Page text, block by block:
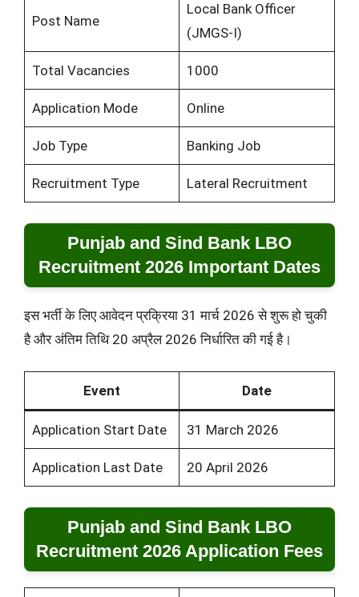
Post Name
Local Bank Officer
(JMGS-I)
Total Vacancies 1000
Application Mode Online
Job Type Banking Job
Recruitment Type Lateral Recruitment
Punjab and Sind Bank LBO
Recruitment 2026 Important Dates
इस भर्ती के लिए आवेदन प्रक्रिया 31 मार्च 2026 से शुरू हो चुकी
है और अंतिम तिथि 20 अप्रैल 2026 निर्धारित की गई है।
Event Date
Application Start Date 31 March 2026
Application Last Date 20 April 2026
Punjab and Sind Bank LBO
Recruitment 2026 Application Fees